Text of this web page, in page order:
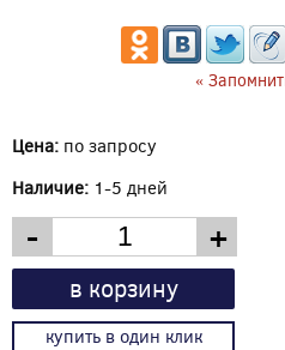
«
Цена: по запросу
Наличие: 1-5 дней
- +
в корзину
купить в один клик